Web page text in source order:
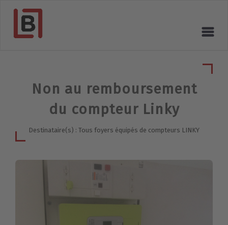
Non au remboursement
du compteur Linky
Destinataire(s) : Tous foyers équipés de compteurs LINKY